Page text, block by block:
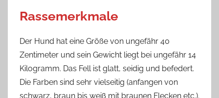
Rassemerkmale
Der Hund hat eine Größe von ungefähr 40
Zentimeter und sein Gewicht liegt bei ungefähr 14
Kilogramm. Das Fell ist glatt, seidig und befedert.
Die Farben sind sehr vielseitig (anfangen von
schwarz, braun bis weiß mit braunen Flecken etc.).